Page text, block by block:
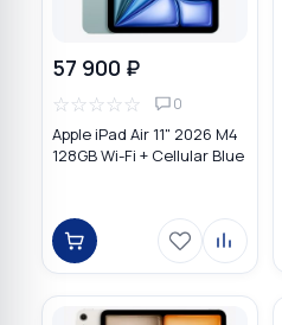
57 900 ₽
☆☆☆☆☆ 0
Apple iPad Air 11" 2026 M4
128GB Wi-Fi + Cellular Blue